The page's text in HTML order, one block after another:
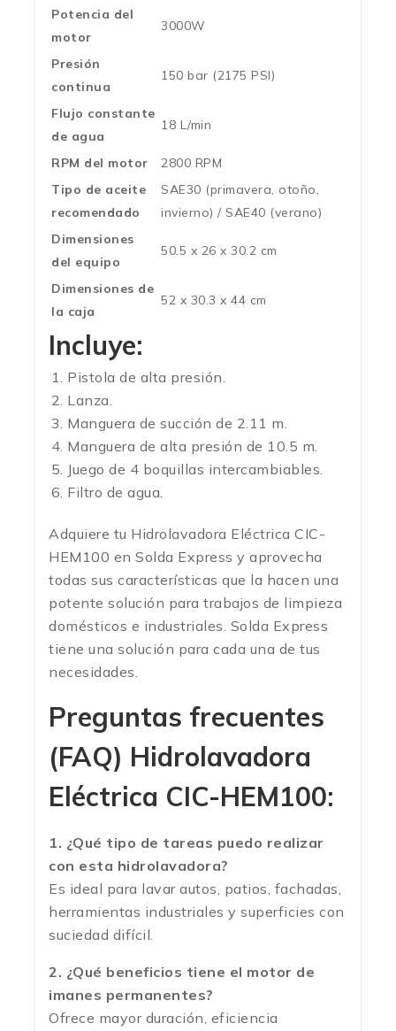
Potencia del
motor
3000W
Presión
continua
150 bar (2175 PSI)
Flujo constante
de agua
18 L/min
RPM del motor
2800 RPM
Tipo de aceite
recomendado
SAE30 (primavera, otoño,
invierno) / SAE40 (verano)
Dimensiones
del equipo
50.5 x 26 x 30.2 cm
Dimensiones de
la caja
52 x 30.3 x 44 cm
Incluye:
Pistola de alta presión.
Lanza.
Manguera de succión de 2.11 m.
Manguera de alta presión de 10.5 m.
Juego de 4 boquillas intercambiables.
Filtro de agua.
Adquiere tu Hidrolavadora Eléctrica CIC-
HEM100 en Solda Express y aprovecha
todas sus características que la hacen una
potente solución para trabajos de limpieza
domésticos e industriales. Solda Express
tiene una solución para cada una de tus
necesidades.
Preguntas frecuentes
(FAQ) Hidrolavadora
Eléctrica CIC-HEM100:
1. ¿Qué tipo de tareas puedo realizar
con esta hidrolavadora?
Es ideal para lavar autos, patios, fachadas,
herramientas industriales y superficies con
suciedad difícil.
2. ¿Qué beneficios tiene el motor de
imanes permanentes?
Ofrece mayor duración, eficiencia